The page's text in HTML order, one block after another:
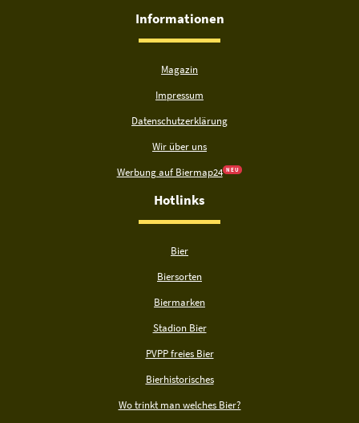
Informationen
Magazin
Impressum
Datenschutzerklärung
Wir über uns
Werbung auf Biermap24 N E U
Hotlinks
Bier
Biersorten
Biermarken
Stadion Bier
PVPP freies Bier
Bierhistorisches
Wo trinkt man welches Bier?